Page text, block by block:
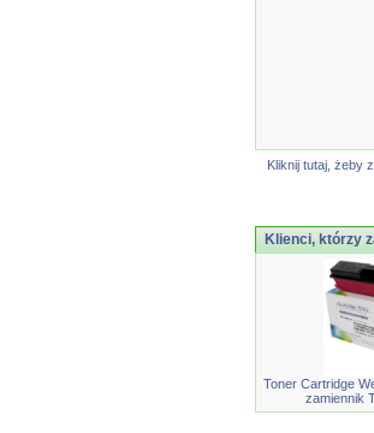
Kliknij tutaj, żeby
Klienci, którzy
Toner Cartridge
zamiennik